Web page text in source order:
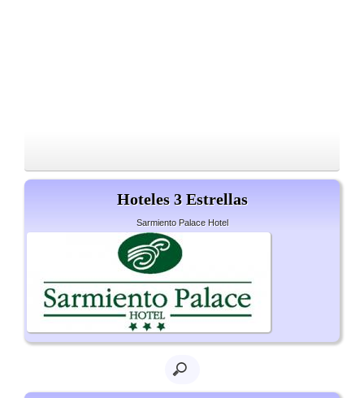
Hoteles 3 Estrellas
Sarmiento Palace Hotel